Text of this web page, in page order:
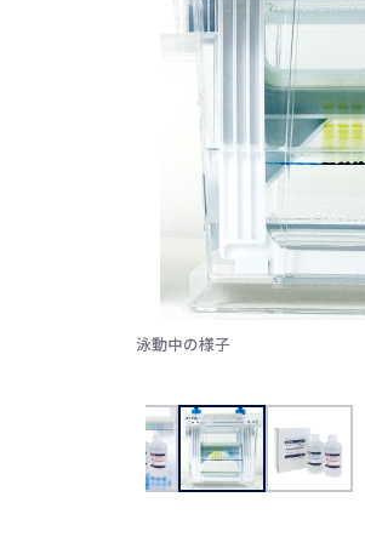
WSE-7056 EzRun ClearNative